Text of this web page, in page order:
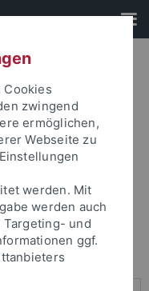
Passwort an um sich
Cookies
zwingend
ermöglichen,
Webseite zu
werden. Mit
werden auch
und
ggf.